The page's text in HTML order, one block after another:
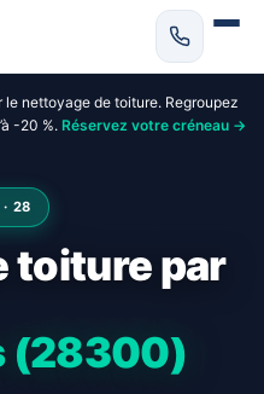
nettoyage de toiture. Regroupez
-20 %. Réservez votre créneau →
28
toiture par
(28300)